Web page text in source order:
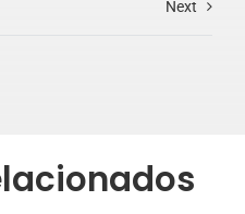
Next